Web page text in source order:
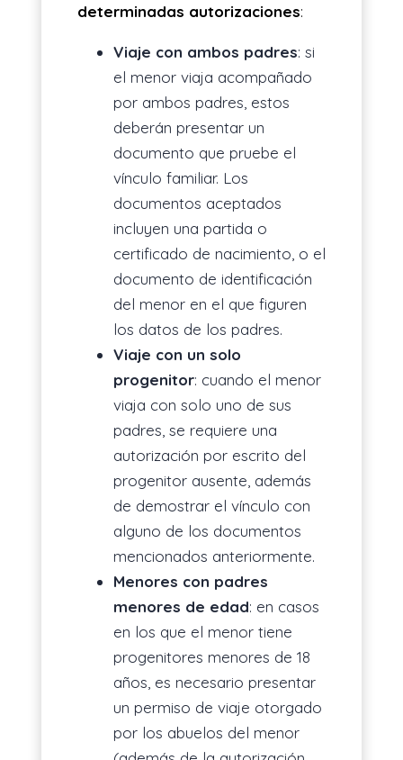
determinadas autorizaciones:
Viaje con ambos padres: si
el menor viaja acompañado
por ambos padres, estos
deberán presentar un
documento que pruebe el
vínculo familiar. Los
documentos aceptados
incluyen una partida o
certificado de nacimiento, o el
documento de identificación
del menor en el que figuren
los datos de los padres.
Viaje con un solo
progenitor: cuando el menor
viaja con solo uno de sus
padres, se requiere una
autorización por escrito del
progenitor ausente, además
de demostrar el vínculo con
alguno de los documentos
mencionados anteriormente.
Menores con padres
menores de edad: en casos
en los que el menor tiene
progenitores menores de 18
años, es necesario presentar
un permiso de viaje otorgado
por los abuelos del menor